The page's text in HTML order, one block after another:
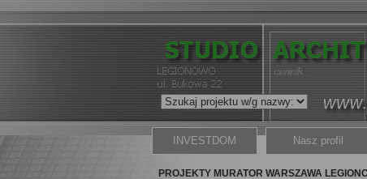
INVESTDOM Nasz profil
PROJEKTY MURATOR WARSZAWA